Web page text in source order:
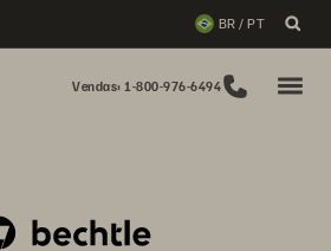
BR / PT
Vendas: 1-800-976-6494